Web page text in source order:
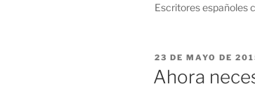
Escritores españoles
PUBLICADO
EL
23 DE MAYO DE
Ahora